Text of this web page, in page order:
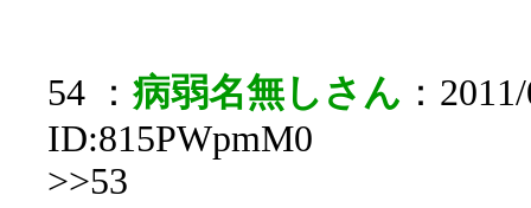
54 ： 病弱名無しさん ：
ID:815PWpmM0
>>53